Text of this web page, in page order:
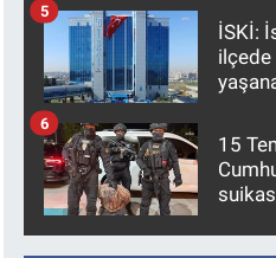
İSKİ:
5
15
10 yıl
6